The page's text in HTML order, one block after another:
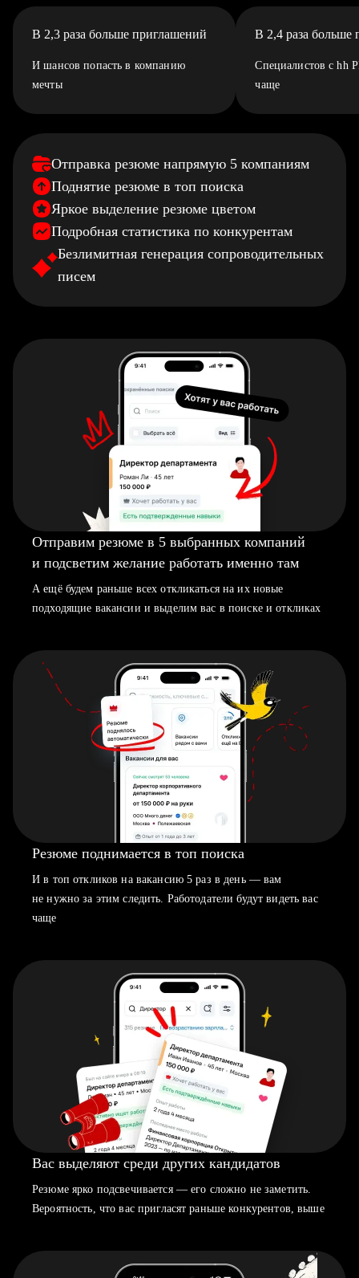
В 2,3 раза больше приглашений
И шансов попасть в компанию
мечты
В 2,4 раза больше
Специалистов с hh
чаще
Отправка резюме напрямую 5 компаниям
Поднятие резюме в топ поиска
Яркое выделение резюме цветом
Подробная статистика по конкурентам
Безлимитная генерация сопроводительных
писем
Отправим резюме в 5 выбранных компаний
и подсветим желание работать именно там
А ещё будем раньше всех откликаться на их новые
подходящие вакансии и выделим вас в поиске и откликах
Резюме поднимается в топ поиска
И в топ откликов на вакансию 5 раз в день — вам
не нужно за этим следить. Работодатели будут видеть вас
чаще
Вас выделяют среди других кандидатов
Резюме ярко подсвечивается — его сложно не заметить.
Вероятность, что вас пригласят раньше конкурентов, выше